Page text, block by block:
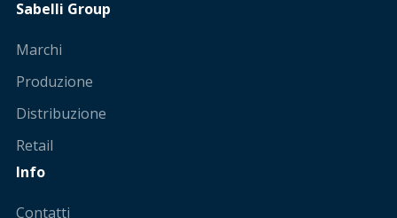
Sabelli Group
Marchi
Produzione
Distribuzione
Retail
Info
Contatti